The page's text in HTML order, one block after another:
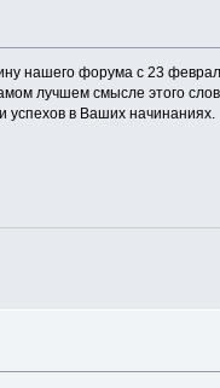
нашего форума с 23
лучшем смысле этого
успехов в Ваших начинаниях.